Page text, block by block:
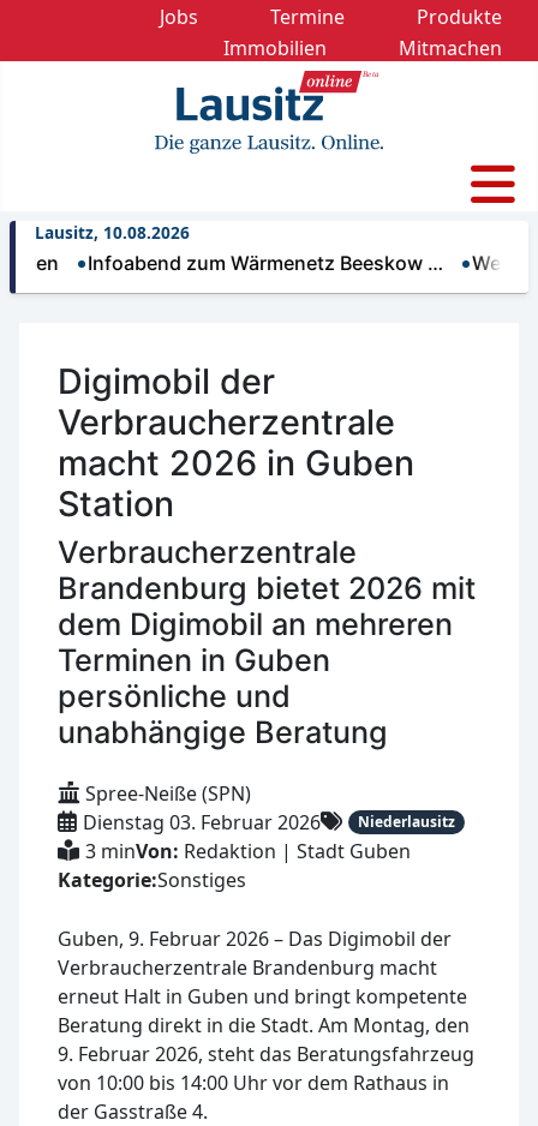
Jobs Termine
Produkte
Immobilien
Mitmachen
Lausitz, 10.08.2026
Infoabend zum Wärmenetz Beeskow … Wenn Wasser
Digimobil der
Verbraucherzentrale
macht 2026 in Guben
Station
Verbraucherzentrale
Brandenburg bietet 2026 mit
dem Digimobil an mehreren
Terminen in Guben
persönliche und
unabhängige Beratung
Spree-Neiße (SPN)
Dienstag 03. Februar 2026
Niederlausitz
3 minVon: Redaktion | Stadt Guben
Kategorie:Sonstiges
Guben, 9. Februar 2026 – Das Digimobil der
Verbraucherzentrale Brandenburg macht
erneut Halt in Guben und bringt kompetente
Beratung direkt in die Stadt. Am Montag, den
9. Februar 2026, steht das Beratungsfahrzeug
von 10:00 bis 14:00 Uhr vor dem Rathaus in
der Gasstraße 4.